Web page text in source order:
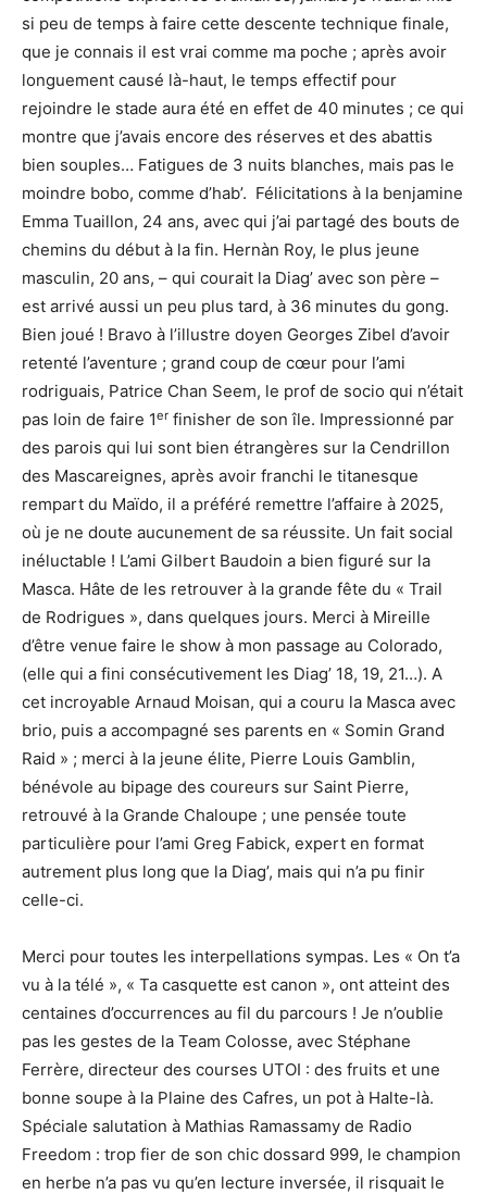
si peu de temps à faire cette descente technique finale,
que je connais il est vrai comme ma poche ; après avoir
longuement causé là-haut, le temps effectif pour
rejoindre le stade aura été en effet de 40 minutes ; ce qui
montre que j’avais encore des réserves et des abattis
bien souples… Fatigues de 3 nuits blanches, mais pas le
moindre bobo, comme d’hab’. Félicitations à la benjamine
Emma Tuaillon, 24 ans, avec qui j’ai partagé des bouts de
chemins du début à la fin. Hernàn Roy, le plus jeune
masculin, 20 ans, – qui courait la Diag’ avec son père –
est arrivé aussi un peu plus tard, à 36 minutes du gong.
Bien joué ! Bravo à l’illustre doyen Georges Zibel d’avoir
retenté l’aventure ; grand coup de cœur pour l’ami
rodriguais, Patrice Chan Seem, le prof de socio qui n’était
pas loin de faire 1er finisher de son île. Impressionné par
des parois qui lui sont bien étrangères sur la Cendrillon
des Mascareignes, après avoir franchi le titanesque
rempart du Maïdo, il a préféré remettre l’affaire à 2025,
où je ne doute aucunement de sa réussite. Un fait social
inéluctable ! L’ami Gilbert Baudoin a bien figuré sur la
Masca. Hâte de les retrouver à la grande fête du « Trail
de Rodrigues », dans quelques jours. Merci à Mireille
d’être venue faire le show à mon passage au Colorado,
(elle qui a fini consécutivement les Diag’ 18, 19, 21…). A
cet incroyable Arnaud Moisan, qui a couru la Masca avec
brio, puis a accompagné ses parents en « Somin Grand
Raid » ; merci à la jeune élite, Pierre Louis Gamblin,
bénévole au bipage des coureurs sur Saint Pierre,
retrouvé à la Grande Chaloupe ; une pensée toute
particulière pour l’ami Greg Fabick, expert en format
autrement plus long que la Diag’, mais qui n’a pu finir
celle-ci.
Merci pour toutes les interpellations sympas. Les « On t’a
vu à la télé », « Ta casquette est canon », ont atteint des
centaines d’occurrences au fil du parcours ! Je n’oublie
pas les gestes de la Team Colosse, avec Stéphane
Ferrère, directeur des courses UTOI : des fruits et une
bonne soupe à la Plaine des Cafres, un pot à Halte-là.
Spéciale salutation à Mathias Ramassamy de Radio
Freedom : trop fier de son chic dossard 999, le champion
en herbe n’a pas vu qu’en lecture inversée, il risquait le